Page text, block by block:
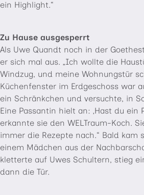
ein Highlight.“
Zu Hause ausgesperrt
Als Uwe Quandt noch in der
er sich mal aus. „Ich wollte die
Windzug, und meine Wohnungstür
Küchenfenster im Erdgeschoss war
ein Schränkchen und versuchte, in
Eine Passantin hielt an: ‚Hast du ein
erkannte sie den WELTraum-Koch.
immer die Rezepte nach.“ Bald kam
einem Mädchen aus der
kletterte auf Uwes Schultern, stieg
dann die Tür.